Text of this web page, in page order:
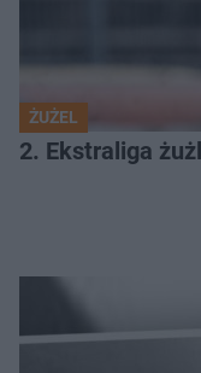
ŻUŻEL
2. Ekstraliga